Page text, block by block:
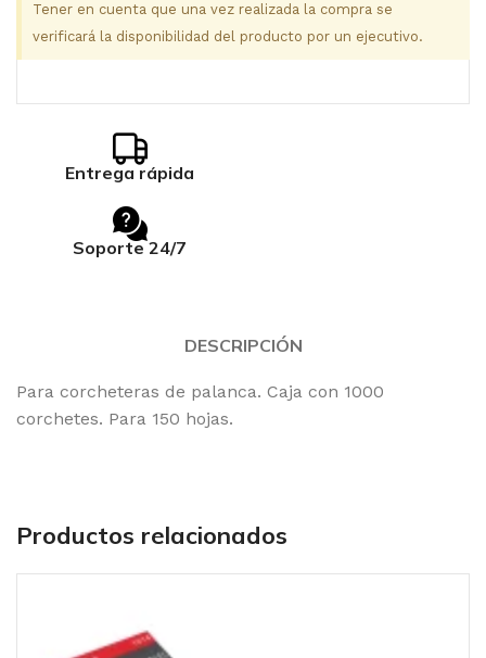
Tener en cuenta que una vez realizada la compra se
verificará la disponibilidad del producto por un ejecutivo.
Entrega rápida
Soporte 24/7
DESCRIPCIÓN
Para corcheteras de palanca. Caja con 1000
corchetes. Para 150 hojas.
Productos relacionados